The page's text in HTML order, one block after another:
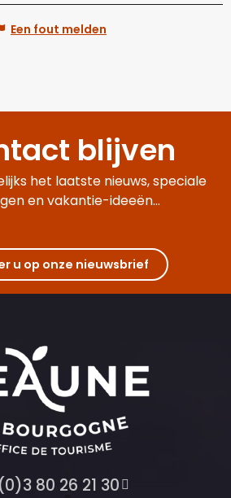
Een fout melden
blijven
het laatste nieuws, speciale
en vakantie-ideeën...
u op onze nieuwsbrief
80 26 21 30